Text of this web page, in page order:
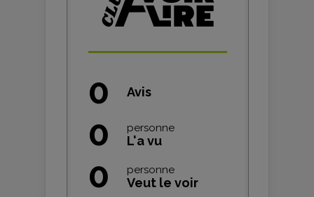
0 Avis
0 personne
L'a vu
0 personne
Veut le voir